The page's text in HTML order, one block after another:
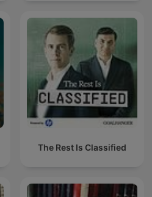
The Rest Is Classified